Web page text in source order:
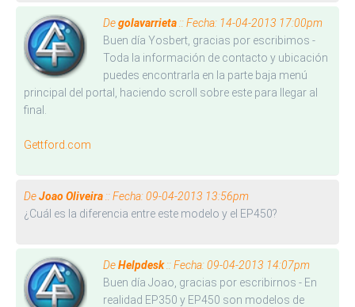
Degolavarrieta :: Fecha: 14-04-2013 17:00pm
Buen día Yosbert, gracias por escribimos -
Toda la información de contacto y ubicación
puedes encontrarla en la parte baja menú
principal del portal, haciendo scroll sobre este para llegar al
final.
Gettford.com
DeJoao Oliveira :: Fecha: 09-04-2013 13:56pm
¿Cuál es la diferencia entre este modelo y el EP450?
DeHelpdesk:: Fecha: 09-04-2013 14:07pm
Buen día Joao, gracias por escribirnos - En
realidad EP350 y EP450 son modelos de